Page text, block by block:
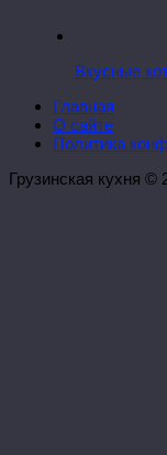
Вкусные
Главная
О сайте
Политика
Грузинская кухня